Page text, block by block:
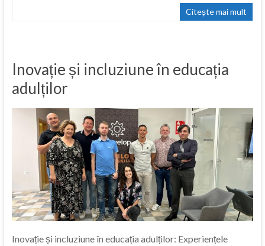
Citește mai mult
Inovație și incluziune în educația
adulților
Inovație și incluziune în educația adulților: Experiențele